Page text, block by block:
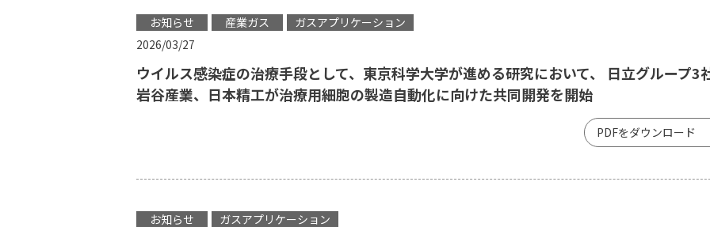
お知らせ 産業ガス
ガスアプリケーション
2026/03/27
ウイルス感染症の治療手段として、東京科学大学が進める研究において、 日立グループ3
岩谷産業、日本精工が治療用細胞の製造自動化に向けた共同開発を開始
PDFをダウンロード
お知らせ
ガスアプリケーション